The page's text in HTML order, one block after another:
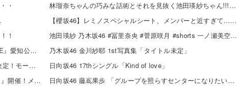
・
！
【日向坂46】 まさかの楽曲も披露！『三期生LIVE』愛知公演のレポがこちら
SKE48 河村優愛さん『IDOL FILE Vol.42』掲載決定！モード系ファッションで新たな魅力を披露
SKE48×WEGO 訪店イベント『TEEシャツだぜ！』開催！メンバーが大須店でコーディネート【SNSまとめ】
林瑠奈ちゃんの巧みな話術とそれを見抜く池田瑛紗ちゃん!!!【乃木坂46】
【櫻坂46】レミノスペシャルシート、メンバーと近すぎて…【全国ツアー2026】
池田瑛紗 乃木坂46 #冨里奈央 #菅原咲月 #shorts 一ノ瀬美空 五百城茉央 瀬戸口心月 奥の反応まとめ
乃木坂46 金川紗耶 1st写真集「タイトル未定」
日向坂46 17thシングル「Kind of love」
日向坂46 藤嶌果歩 「グループを照らすセンターになりたい」何倍もキラキラしたかほりんが降臨【坂道の火曜日】